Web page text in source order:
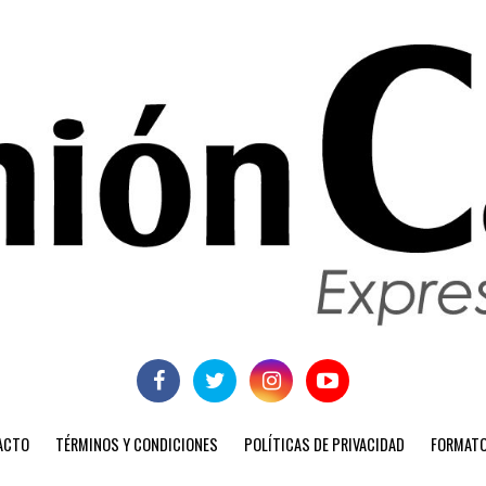
TÉRMINOS Y CONDICIONES POLÍTICAS DE PRIVACIDAD